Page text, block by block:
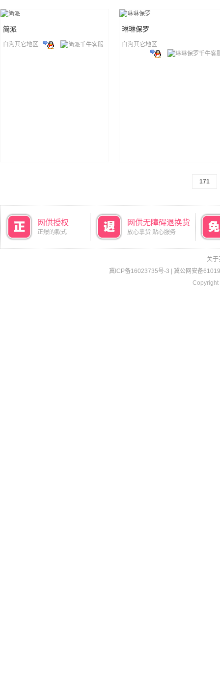
简派
白沟其它地区
琳琳保罗
白沟其它地区
171
网供授权
正爆的款式
网供无障碍退换货
放心拿货 贴心服务
关于
冀ICP备16023735号-3
冀公网安备